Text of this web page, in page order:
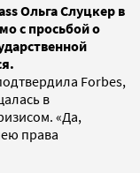
Ольга Слуцкер в
с просьбой о
Forbes,
в
«Да,
права